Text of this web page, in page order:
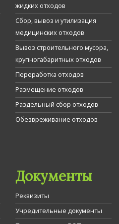
жидких отходов
Сбор, вывоз и утилизация
медицинских отходов
Вывоз строительного мусора,
крупногабаритных отходов
Переработка отходов
Размещение отходов
Раздельный сбор отходов
Обезвреживание отходов
Документы
Реквизиты
Учредительные документы